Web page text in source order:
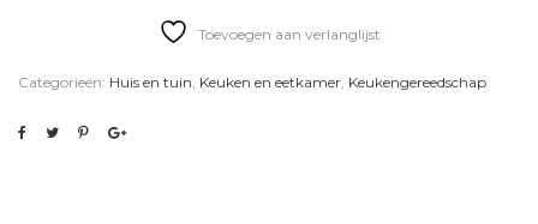
Toevoegen aan verlanglijst
Categorieën: Huis en tuin, Keuken en eetkamer, Keukengereedschap